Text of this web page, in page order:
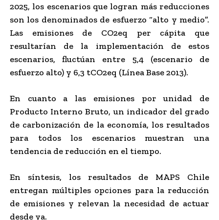
2025, los escenarios que logran más reducciones
son los denominados de esfuerzo “alto y medio”.
Las emisiones de CO2eq per cápita que
resultarían de la implementación de estos
escenarios, fluctúan entre 5,4 (escenario de
esfuerzo alto) y 6,3 tCO2eq (Línea Base 2013).
En cuanto a las emisiones por unidad de
Producto Interno Bruto, un indicador del grado
de carbonización de la economía, los resultados
para todos los escenarios muestran una
tendencia de reducción en el tiempo.
En síntesis, los resultados de MAPS Chile
entregan múltiples opciones para la reducción
de emisiones y relevan la necesidad de actuar
desde ya.